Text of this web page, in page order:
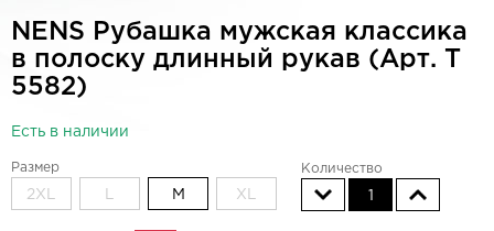
NENS Рубашка мужская классика
в полоску длинный рукав (Арт. T
5582)
Есть в наличии
Размер
2XL M XL
Количество